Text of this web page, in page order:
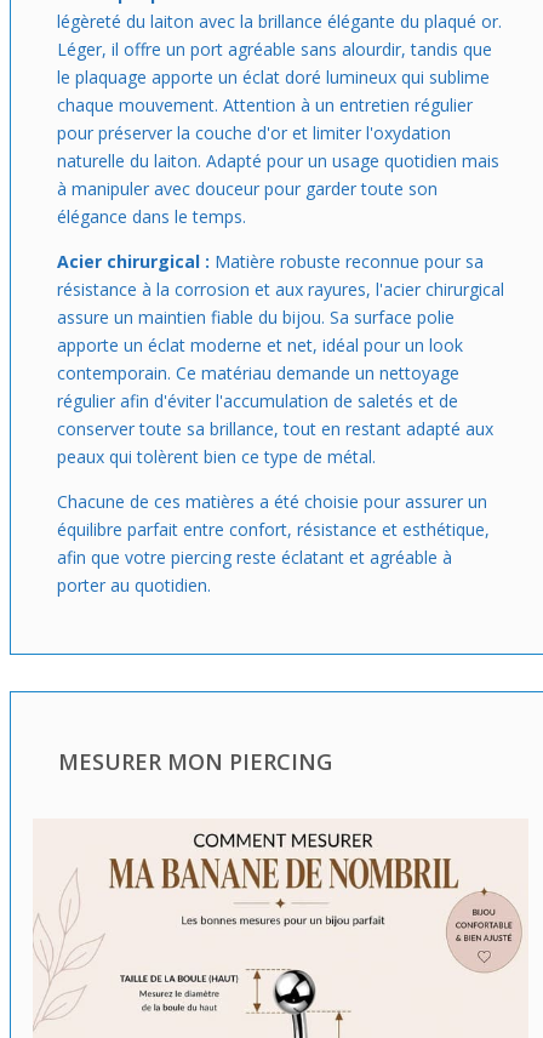
légèreté du laiton avec la brillance élégante du plaqué or.
Léger, il offre un port agréable sans alourdir, tandis que
le plaquage apporte un éclat doré lumineux qui sublime
chaque mouvement. Attention à un entretien régulier
pour préserver la couche d'or et limiter l'oxydation
naturelle du laiton. Adapté pour un usage quotidien mais
à manipuler avec douceur pour garder toute son
élégance dans le temps.
Acier chirurgical : Matière robuste reconnue pour sa
résistance à la corrosion et aux rayures, l'acier chirurgical
assure un maintien fiable du bijou. Sa surface polie
apporte un éclat moderne et net, idéal pour un look
contemporain. Ce matériau demande un nettoyage
régulier afin d'éviter l'accumulation de saletés et de
conserver toute sa brillance, tout en restant adapté aux
peaux qui tolèrent bien ce type de métal.
Chacune de ces matières a été choisie pour assurer un
équilibre parfait entre confort, résistance et esthétique,
afin que votre piercing reste éclatant et agréable à
porter au quotidien.
MESURER MON PIERCING